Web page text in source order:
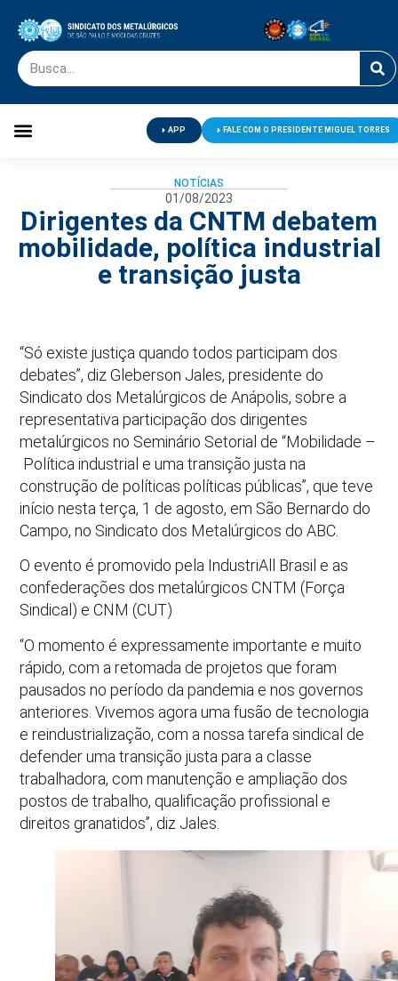
APP FALE COM O PRESIDENTE MIGUEL TORRES
NOTÍCIAS
01/08/2023
Dirigentes da CNTM debatem
mobilidade, política industrial
e transição justa
“Só existe justiça quando todos participam dos
debates”, diz Gleberson Jales, presidente do
Sindicato dos Metalúrgicos de Anápolis, sobre a
representativa participação dos dirigentes
metalúrgicos no Seminário Setorial de “Mobilidade –
Política industrial e uma transição justa na
construção de políticas políticas públicas”, que teve
início nesta terça, 1 de agosto, em São Bernardo do
Campo, no Sindicato dos Metalúrgicos do ABC.
O evento é promovido pela IndustriAll Brasil e as
confederações dos metalúrgicos CNTM (Força
Sindical) e CNM (CUT)
“O momento é expressamente importante e muito
rápido, com a retomada de projetos que foram
pausados no período da pandemia e nos governos
anteriores. Vivemos agora uma fusão de tecnologia
e reindustrialização, com a nossa tarefa sindical de
defender uma transição justa para a classe
trabalhadora, com manutenção e ampliação dos
postos de trabalho, qualificação profissional e
direitos granatidos”, diz Jales.